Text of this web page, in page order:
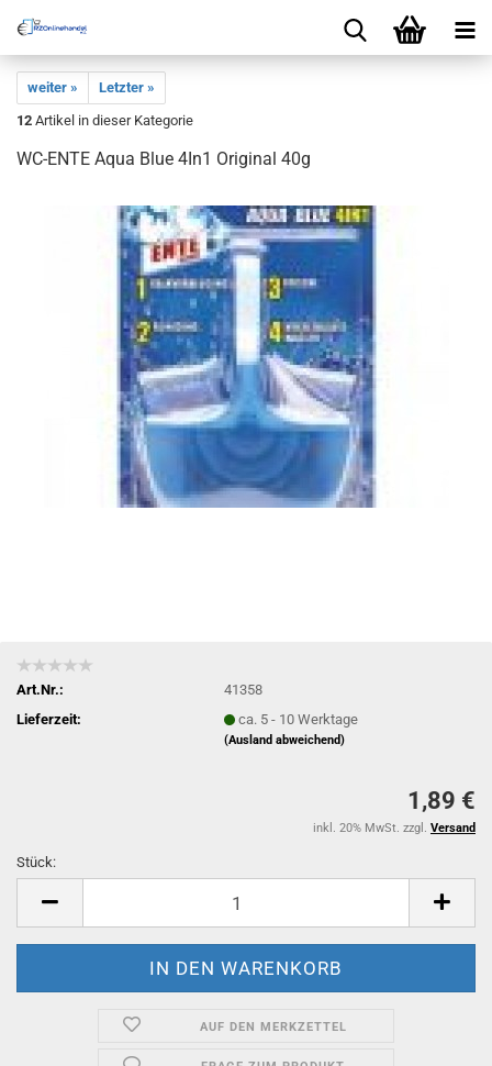
weiter »
Letzter »
12 Artikel in dieser Kategorie
WC-ENTE Aqua Blue 4In1 Original 40g
Art.Nr.:
41358
Lieferzeit:
ca. 5 - 10 Werktage
(Ausland abweichend)
1,89 €
inkl. 20% MwSt. zzgl. Versand
Stück:
AUF DEN MERKZETTEL